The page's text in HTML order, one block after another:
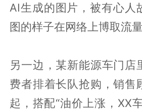
AI生成的图片，被有心人
图的样子在网络上博取流量
另一边，某新能源车门店
费者排着长队抢购，销售
起，搭配“油价上涨，XX